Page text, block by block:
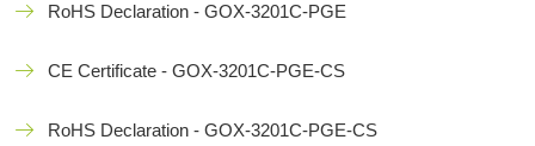
RoHS Declaration - GOX-3201C-PGE
CE Certificate - GOX-3201C-PGE-CS
RoHS Declaration - GOX-3201C-PGE-CS